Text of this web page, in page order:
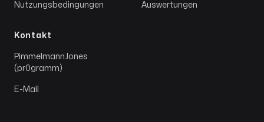
Nutzungsbedingungen Auswertungen
Kontakt
PimmelmannJones
(pr0gramm)
E-Mail